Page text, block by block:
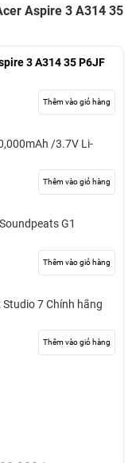
Aspire 3 A314 35
3 A314 35 P6JF
Thêm vào giỏ hàng
/3.7V Li-
Thêm vào giỏ hàng
G1
Thêm vào giỏ hàng
7 Chính hãng
Thêm vào giỏ hàng